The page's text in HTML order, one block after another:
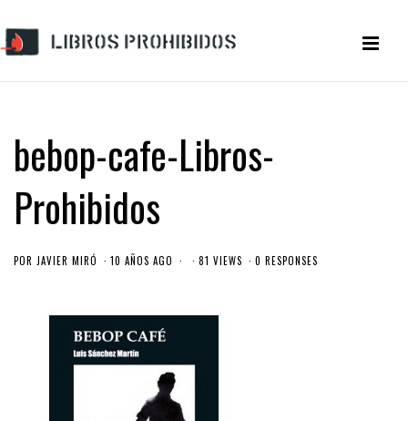
bebop-cafe-Libros-
Prohibidos
POR JAVIER MIRÓ 10 AÑOS AGO 81 VIEWS 0 RESPONSES